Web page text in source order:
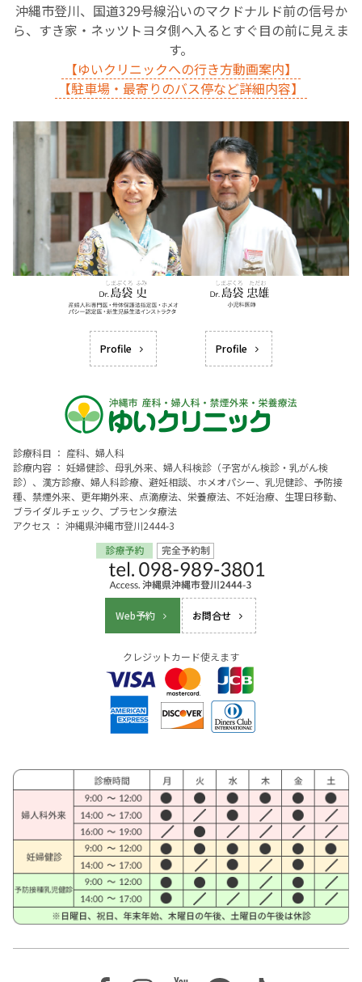
沖縄市登川、国道329号線沿いのマクドナルド前の信号か
ら、すき家・ネッツトヨタ側へ入るとすぐ目の前に見えま
す。
【ゆいクリニックへの行き方動画案内】
【駐車場・最寄りのバス停など詳細内容】
Profile Profile
診療科目 ： 産科、婦人科
診療内容 ： 妊婦健診、母乳外来、婦人科検診（子宮がん検診・乳がん検
診）、漢方診療、婦人科診療、避妊相談、ホメオパシー、乳児健診、予防接
種、禁煙外来、更年期外来、点滴療法、栄養療法、不妊治療、生理日移動、
ブライダルチェック、プラセンタ療法
アクセス ： 沖縄県沖縄市登川2444-3
Web予約 お問合せ
クレジットカード使えます